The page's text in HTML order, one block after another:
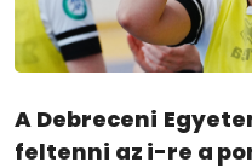
A Debreceni
feltenni az i-re a